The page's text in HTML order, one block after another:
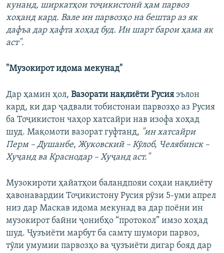
кунанд, ширкатҳои тоҷикистонӣ ҳам парвоз
хоҳанд кард. Вале ин парвозҳо на бештар аз як
дафъа дар ҳафта хоҳад буд. Ин шарт барои ҳама як
аст".
"Музокирот идома мекунад"
Дар ҳамин ҳол, Вазорати нақлиёти Русия эълон
кард, ки дар ҷадвали тобистонаи парвозҳо аз Русия
ба Тоҷикистон чаҳор хатсайри нав изофа хоҳад
шуд. Мақомоти вазорат гуфтанд, "ин хатсайри
Перм – Душанбе, Жуковский – Кӯлоб, Челябинск –
Хуҷанд ва Краснодар – Хуҷанд аст."
Музокироти ҳайатҳои баландпояи соҳаи нақлиёту
ҳавонавардии Тоҷикистону Русия рӯзи 5-уми апрел
низ дар Маскав идома мекунад ва дар поёни ин
музокирот байни ҷонибҳо “протокол” имзо хоҳад
шуд. Ҷузъиёти марбут ба самту шумори парвоз,
тӯли умумии парвозҳо ва ҷузъиёти дигар бояд дар